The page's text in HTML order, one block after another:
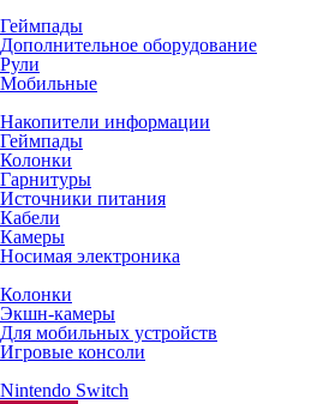
Геймпады
Дополнительное оборудование
Рули
Мобильные
Накопители информации
Геймпады
Колонки
Гарнитуры
Источники питания
Кабели
Камеры
Носимая электроника
Колонки
Экшн-камеры
Для мобильных устройств
Игровые консоли
Nintendo Switch